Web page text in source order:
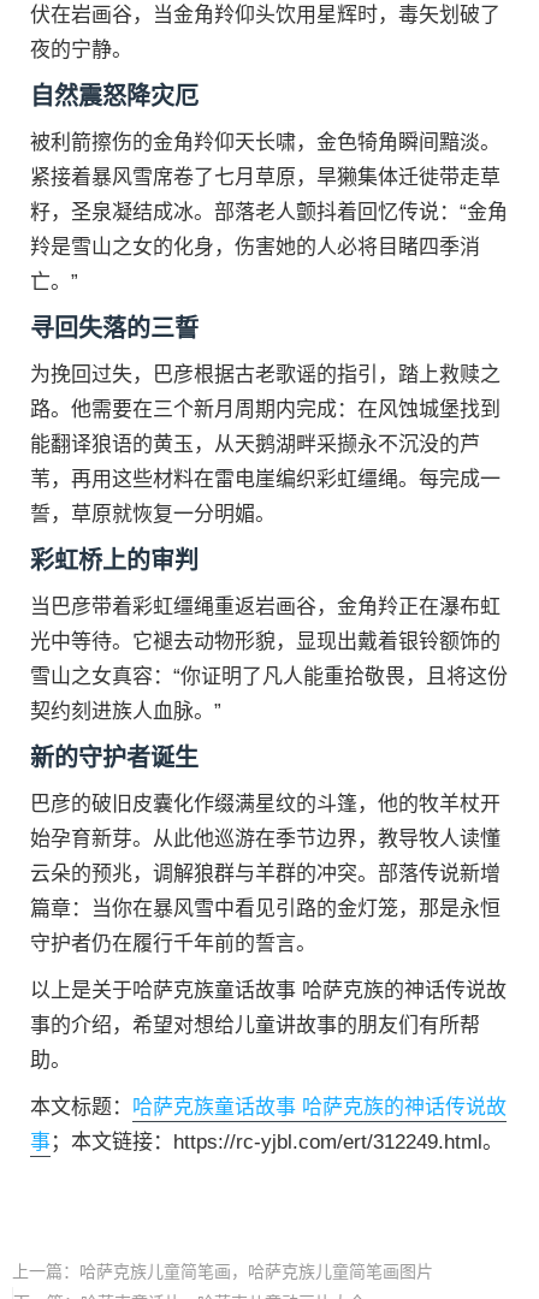
伏在岩画谷，当金角羚仰头饮用星辉时，毒矢划破了
夜的宁静。
自然震怒降灾厄
被利箭擦伤的金角羚仰天长啸，金色犄角瞬间黯淡。
紧接着暴风雪席卷了七月草原，旱獭集体迁徙带走草
籽，圣泉凝结成冰。部落老人颤抖着回忆传说：“金角
羚是雪山之女的化身，伤害她的人必将目睹四季消
亡。”
寻回失落的三誓
为挽回过失，巴彦根据古老歌谣的指引，踏上救赎之
路。他需要在三个新月周期内完成：在风蚀城堡找到
能翻译狼语的黄玉，从天鹅湖畔采撷永不沉没的芦
苇，再用这些材料在雷电崖编织彩虹缰绳。每完成一
誓，草原就恢复一分明媚。
彩虹桥上的审判
当巴彦带着彩虹缰绳重返岩画谷，金角羚正在瀑布虹
光中等待。它褪去动物形貌，显现出戴着银铃额饰的
雪山之女真容：“你证明了凡人能重拾敬畏，且将这份
契约刻进族人血脉。”
新的守护者诞生
巴彦的破旧皮囊化作缀满星纹的斗篷，他的牧羊杖开
始孕育新芽。从此他巡游在季节边界，教导牧人读懂
云朵的预兆，调解狼群与羊群的冲突。部落传说新增
篇章：当你在暴风雪中看见引路的金灯笼，那是永恒
守护者仍在履行千年前的誓言。
以上是关于哈萨克族童话故事 哈萨克族的神话传说故
事的介绍，希望对想给儿童讲故事的朋友们有所帮
助。
本文标题： 哈萨克族童话故事 哈萨克族的神话传说故
事；本文链接：https://rc-yjbl.com/ert/312249.html。
上一篇： 哈萨克族儿童简笔画，哈萨克族儿童简笔画图片